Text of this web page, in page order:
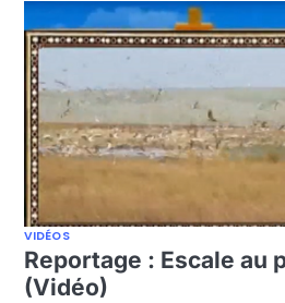
VIDÉOS
Reportage : Escale au
(Vidéo)